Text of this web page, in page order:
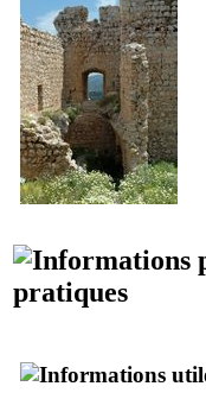
pratiques